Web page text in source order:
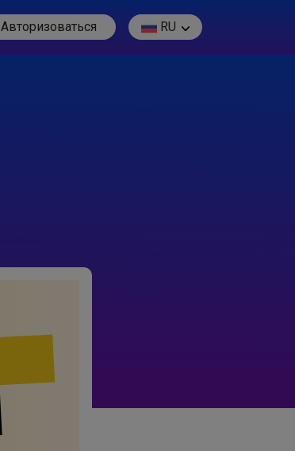
Авторизоваться RU